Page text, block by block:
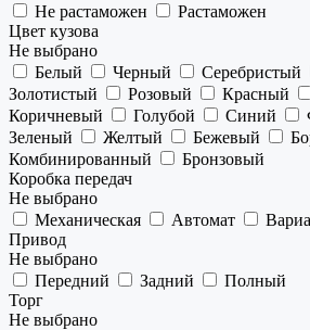
Не растаможен
Растаможен
Цвет кузова
Не выбрано
Белый
Черный Серебристый
Золотистый
Розовый Красный
Коричневый
Голубой Синий
Зеленый
Желтый Бежевый
Комбинированный
Бронзовый
Коробка передач
Не выбрано
Механическая
Автомат
Привод
Не выбрано
Передний
Задний
Полный
Торг
Не выбрано